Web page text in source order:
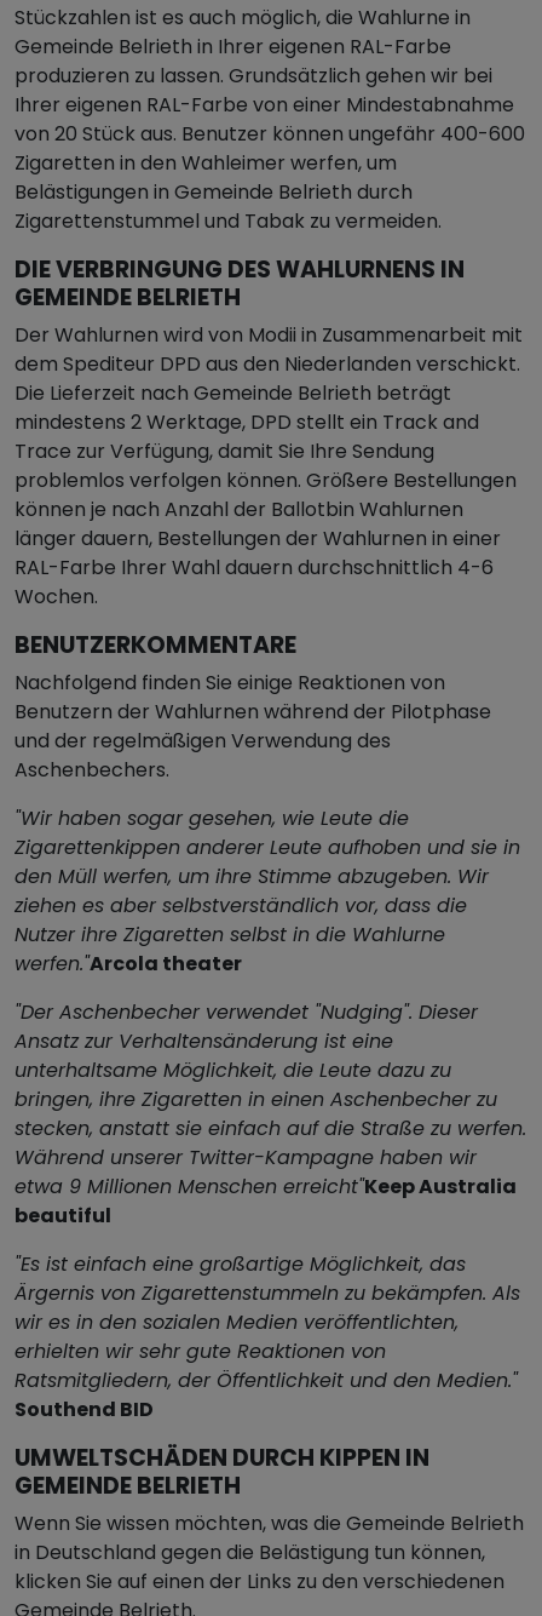
Stückzahlen ist es auch möglich, die Wahlurne in
Gemeinde Belrieth in Ihrer eigenen RAL-Farbe
produzieren zu lassen. Grundsätzlich gehen wir bei
Ihrer eigenen RAL-Farbe von einer Mindestabnahme
von 20 Stück aus. Benutzer können ungefähr 400-600
Zigaretten in den Wahleimer werfen, um
Belästigungen in Gemeinde Belrieth durch
Zigarettenstummel und Tabak zu vermeiden.
DIE VERBRINGUNG DES WAHLURNENS IN
GEMEINDE BELRIETH
Der Wahlurnen wird von Modii in Zusammenarbeit mit
dem Spediteur DPD aus den Niederlanden verschickt.
Die Lieferzeit nach Gemeinde Belrieth beträgt
mindestens 2 Werktage, DPD stellt ein Track and
Trace zur Verfügung, damit Sie Ihre Sendung
problemlos verfolgen können. Größere Bestellungen
können je nach Anzahl der Ballotbin Wahlurnen
länger dauern, Bestellungen der Wahlurnen in einer
RAL-Farbe Ihrer Wahl dauern durchschnittlich 4-6
Wochen.
BENUTZERKOMMENTARE
Nachfolgend finden Sie einige Reaktionen von
Benutzern der Wahlurnen während der Pilotphase
und der regelmäßigen Verwendung des
Aschenbechers.
"Wir haben sogar gesehen, wie Leute die
Zigarettenkippen anderer Leute aufhoben und sie in
den Müll werfen, um ihre Stimme abzugeben. Wir
ziehen es aber selbstverständlich vor, dass die
Nutzer ihre Zigaretten selbst in die Wahlurne
werfen."Arcola theater
"Der Aschenbecher verwendet "Nudging". Dieser
Ansatz zur Verhaltensänderung ist eine
unterhaltsame Möglichkeit, die Leute dazu zu
bringen, ihre Zigaretten in einen Aschenbecher zu
stecken, anstatt sie einfach auf die Straße zu werfen.
Während unserer Twitter-Kampagne haben wir
etwa 9 Millionen Menschen erreicht"Keep Australia
beautiful
"Es ist einfach eine großartige Möglichkeit, das
Ärgernis von Zigarettenstummeln zu bekämpfen. Als
wir es in den sozialen Medien veröffentlichten,
erhielten wir sehr gute Reaktionen von
Ratsmitgliedern, der Öffentlichkeit und den Medien."
Southend BID
UMWELTSCHÄDEN DURCH KIPPEN IN
GEMEINDE BELRIETH
Wenn Sie wissen möchten, was die Gemeinde Belrieth
in Deutschland gegen die Belästigung tun können,
klicken Sie auf einen der Links zu den verschiedenen